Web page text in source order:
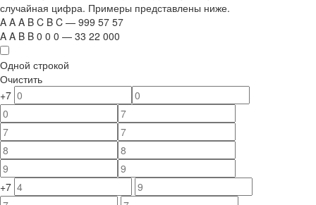
случайная цифра. Примеры представлены ниже.
A A A B C B C — 999 57 57
A A B B 0 0 0 — 33 22 000
Одной строкой
Очистить
+7
+7